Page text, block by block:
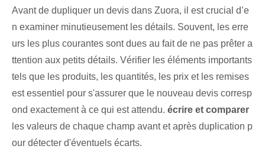
Avant de dupliquer un devis dans Zuora, il est crucial d’e
n examiner minutieusement les détails. Souvent, les erre
urs les plus courantes sont dues au fait de ne pas prêter a
ttention aux petits détails. Vérifier les éléments importants
tels que les produits, les quantités, les prix et les remises
est essentiel pour s'assurer que le nouveau devis corresp
ond exactement à ce qui est attendu. écrire et comparer
les valeurs de chaque champ avant et après duplication p
our détecter d'éventuels écarts.